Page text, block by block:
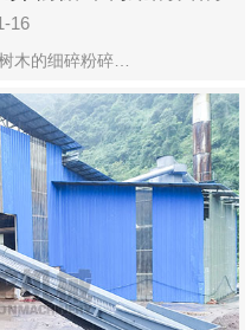
16
木的细碎粉碎…